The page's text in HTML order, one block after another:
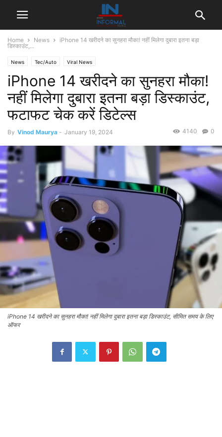
Home News
iPhone 14 खरीदने का सुनहरा मौका! नहीं मिलेगा दुबारा इतना बड़ा
डिस्काउंट,...
News Tec/Auto Viral News
iPhone 14 खरीदने का सुनहरा मौका!
नहीं मिलेगा दुबारा इतना बड़ा डिस्काउंट,
फटाफट चेक करें डिटेल्स
By Vinod Maurya - January 19, 2024 0
4140
iPhone 14 खरीदने का सुनहरा मौका! नहीं मिलेगा दुबारा इतना बड़ा डिस्काउंट, सीमित समय के लिए
ऑफर